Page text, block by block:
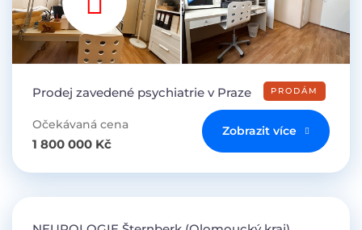
Prodej zavedené psychiatrie v Praze PRODÁM
Očekávaná cena
1 800 000 Kč
Zobrazit více